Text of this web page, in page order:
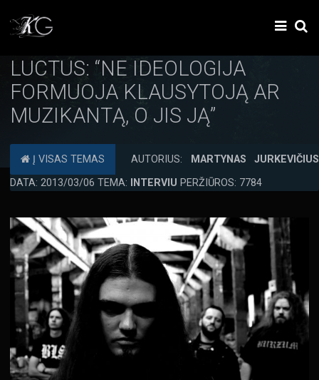
LUCTUS: “NE IDEOLOGIJA
FORMUOJA KLAUSYTOJĄ AR
MUZIKANTĄ, O JIS JĄ”
Į VISAS TEMAS AUTORIUS:
MARTYNAS JURKEVIČIUS
DATA: 2013/03/06 TEMA:
INTERVIU PERŽIŪROS: 7784